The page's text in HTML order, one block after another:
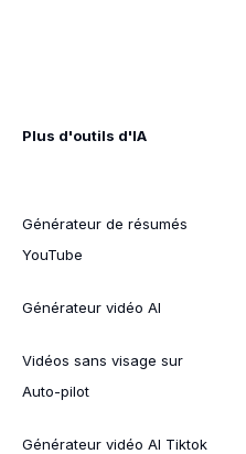
Plus d'outils d'IA
Générateur de résumés
YouTube
Générateur vidéo AI
Vidéos sans visage sur
Auto-pilot
Générateur vidéo AI Tiktok